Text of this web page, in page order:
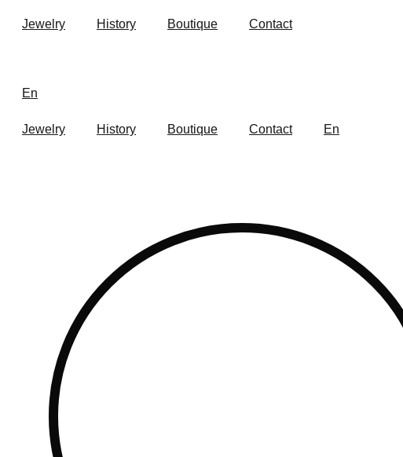
Jewelry History Boutique Contact
En
Jewelry History Boutique Contact En